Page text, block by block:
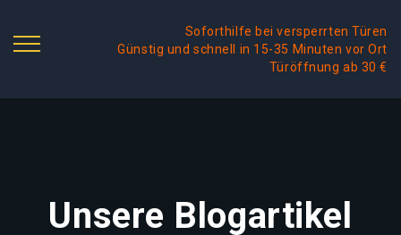
Soforthilfe bei versperrten Türen
Günstig und schnell in 15-35 Minuten vor Ort
Türöffnung ab 30 €
Unsere Blogartikel